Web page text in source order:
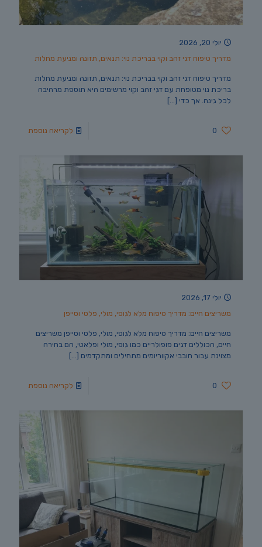
יולי 20, 2026
מדריך טיפוח דגי זהב וקוי בבריכת נוי: תנאים, תזונה ומניעת מחלות
מדריך טיפוח דגי זהב וקוי בבריכת נוי: תנאים, תזונה ומניעת מחלות
בריכת נוי מטופחת עם דגי זהב וקוי מרשימים היא תוספת מרהיבה
לכל גינה. אך כדי […]
0 לקריאה נוספת
יולי 17, 2026
משריצים חיים: מדריך טיפוח מלא לגופי, מולי, פלטי וסייפן
משריצים חיים: מדריך טיפוח מלא לגופי, מולי, פלטי וסייפן משריצים
חיים, הכוללים דגים פופולריים כמו גופי, מולי ופלאטי, הם בחירה
מצוינת עבור חובבי אקווריומים מתחילים ומתקדמים […]
0 לקריאה נוספת